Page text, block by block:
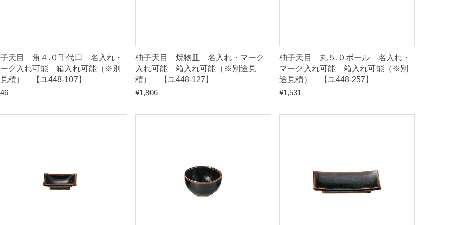
【
ユ
1
7
】
天目 角４.０千代口 名入れ・
ク入れ可能 箱入れ可能（※別
積） 【ユ448-107】
柚子天目 焼物皿 名入れ・マーク
入れ可能 箱入れ可能（※別途見
積） 【ユ448-127】
¥1,806
柚子天目 丸５.０ボール 名入れ・
マーク入れ可能 箱入れ可能（※別
途見積） 【ユ448-257】
¥1,531